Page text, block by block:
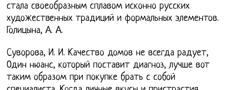
стала своеобразным сплавом исконно русских
художественных традиций и формальных элементов.
Голицына, А. А.
Суворова, И. И. Качество домов не всегда радует,
Один нюанс, который поставит диагноз, лучше вот
таким образом при покупке брать с собой